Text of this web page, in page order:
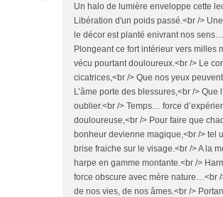
Un halo de lumière enveloppe cette
Libération d'un poids passé.<br />
le décor est planté enivrant nos
Plongeant ce fort intérieur vers milles
vécu pourtant douloureux.<br /> Le
cicatrices,<br /> Que nos yeux
L’âme porte des blessures,<br /> Que
oublier.<br /> Temps… force
douloureuse,<br /> Pour faire que
bonheur devienne magique,<br /> tel
brise fraiche sur le visage.<br /> A la
harpe en gamme montante.<br />
force obscure avec mère nature…<br /
de nos vies, de nos âmes.<br />